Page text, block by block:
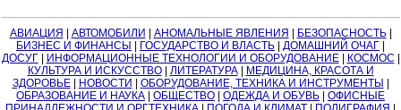
АВИАЦИЯ | АВТОМОБИЛИ | АНОМАЛЬНЫЕ ЯВЛЕНИЯ | БЕЗОПАСНОСТЬ|
БИЗНЕС И ФИНАНСЫ | ГОСУДАРСТВО И ВЛАСТЬ | ДОМАШНИЙ ОЧАГ |
ДОСУГ| ИНФОРМАЦИОННЫЕ ТЕХНОЛОГИИ И ОБОРУДОВАНИЕ| КОСМОС |
КУЛЬТУРА И ИСКУССТВО| ЛИТЕРАТУРА| МЕДИЦИНА, КРАСОТА И
ЗДОРОВЬЕ| НОВОСТИ | ОБОРУДОВАНИЕ, ТЕХНИКА И ИНСТРУМЕНТЫ |
ОБРАЗОВАНИЕ И НАУКА | ОБЩЕСТВО | ОДЕЖДА И ОБУВЬ | ОФИСНЫЕ